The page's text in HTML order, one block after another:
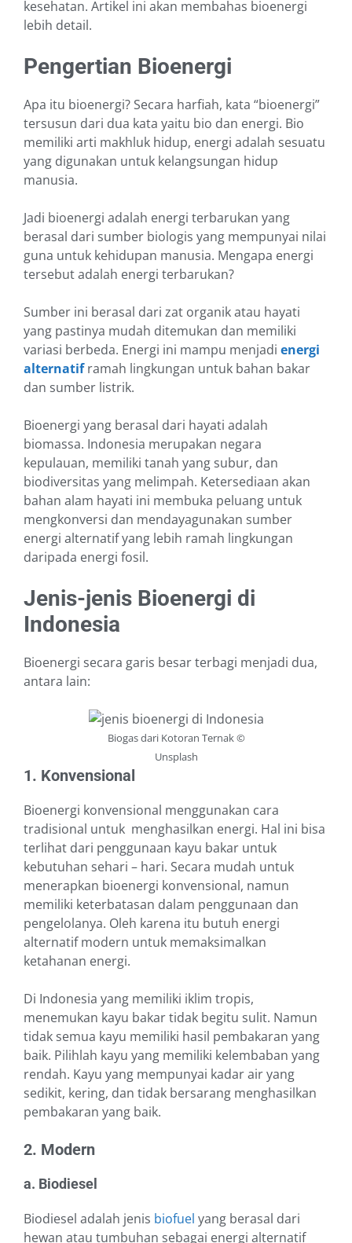
kesehatan. Artikel ini akan membahas bioenergi
lebih detail.
Pengertian Bioenergi
Apa itu bioenergi? Secara harfiah, kata “bioenergi”
tersusun dari dua kata yaitu bio dan energi. Bio
memiliki arti makhluk hidup, energi adalah sesuatu
yang digunakan untuk kelangsungan hidup
manusia.
Jadi bioenergi adalah energi terbarukan yang
berasal dari sumber biologis yang mempunyai nilai
guna untuk kehidupan manusia. Mengapa energi
tersebut adalah energi terbarukan?
Sumber ini berasal dari zat organik atau hayati
yang pastinya mudah ditemukan dan memiliki
variasi berbeda. Energi ini mampu menjadi energi
alternatiframah lingkungan untuk bahan bakar
dan sumber listrik.
Bioenergi yang berasal dari hayati adalah
biomassa. Indonesia merupakan negara
kepulauan, memiliki tanah yang subur, dan
biodiversitas yang melimpah. Ketersediaan akan
bahan alam hayati ini membuka peluang untuk
mengkonversi dan mendayagunakan sumber
energi alternatif yang lebih ramah lingkungan
daripada energi fosil.
Jenis-jenis Bioenergi di
Indonesia
Bioenergi secara garis besar terbagi menjadi dua,
antara lain:
Biogas dari Kotoran Ternak ©
Unsplash
1. Konvensional
Bioenergi konvensional menggunakan cara
tradisional untuk menghasilkan energi. Hal ini bisa
terlihat dari penggunaan kayu bakar untuk
kebutuhan sehari – hari. Secara mudah untuk
menerapkan bioenergi konvensional, namun
memiliki keterbatasan dalam penggunaan dan
pengelolanya. Oleh karena itu butuh energi
alternatif modern untuk memaksimalkan
ketahanan energi.
Di Indonesia yang memiliki iklim tropis,
menemukan kayu bakar tidak begitu sulit. Namun
tidak semua kayu memiliki hasil pembakaran yang
baik. Pilihlah kayu yang memiliki kelembaban yang
rendah. Kayu yang mempunyai kadar air yang
sedikit, kering, dan tidak bersarang menghasilkan
pembakaran yang baik.
2. Modern
a. Biodiesel
Biodiesel adalah jenis biofuel yang berasal dari
hewan atau tumbuhan sebagai energi alternatif